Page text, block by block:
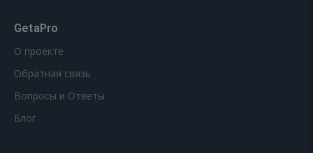
GetaPro
О проекте
Обратная связь
Вопросы и Ответы
Блог